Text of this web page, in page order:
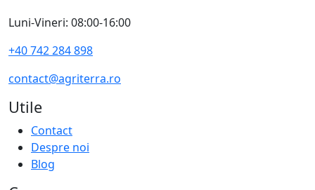
Luni-Vineri: 08:00-16:00
+40 742 284 898
contact@agriterra.ro
Utile
Contact
Despre noi
Blog